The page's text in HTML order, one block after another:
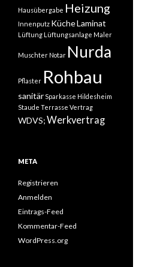
Hausübergabe Heizung
Innenputz KücheLaminat
Lüftung Lüftungsanlage Maler
Muschter Notar Nurda
Pflaster Rohbau
sanitär Sparkasse Hildesheim
Staude Terrasse Vertrag
WDVS;Werkvertrag
META
Registrieren
Anmelden
Eintrags-Feed
Kommentar-Feed
WordPress.org